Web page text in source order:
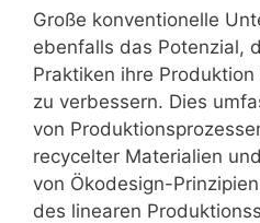
Große konventionelle
ebenfalls das Potenzial,
Praktiken ihre
zu verbessern. Dies
von
recycelter Materialien
von Ökodesign-
des linearen